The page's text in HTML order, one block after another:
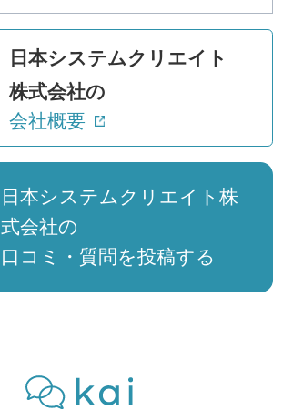
日本システムクリエイト
株式会社の
会社概要
日本システムクリエイト株
式会社の
口コミ・質問を投稿する